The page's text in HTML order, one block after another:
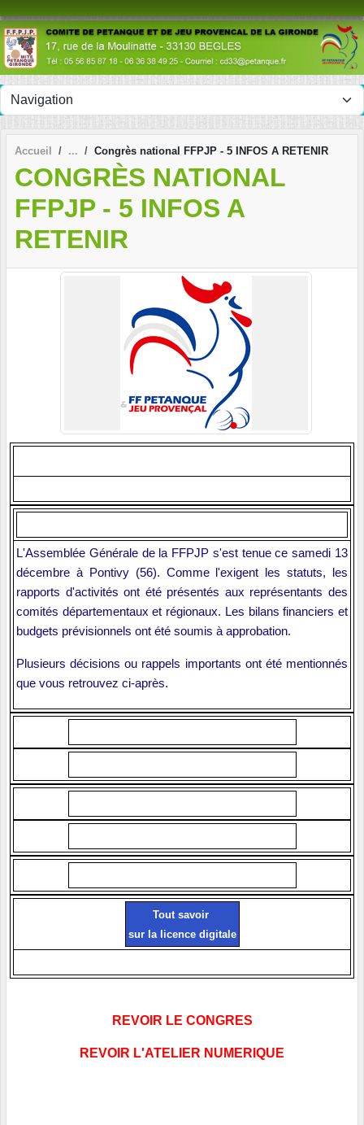
Accueil Congrès national FFPJP - 5 INFOS A RETENIR
CONGRÈS NATIONAL
FFPJP - 5 INFOS A
RETENIR
L'Assemblée Générale de la FFPJP s'est tenue ce samedi 13
décembre à Pontivy (56). Comme l'exigent les statuts, les
rapports d'activités ont été présentés aux représentants des
comités départementaux et régionaux. Les bilans financiers et
budgets prévisionnels ont été soumis à approbation.
Plusieurs décisions ou rappels importants ont été mentionnés
que vous retrouvez ci-après.
Tout savoir
sur la licence digitale
REVOIR LE CONGRES
REVOIR L'ATELIER NUMERIQUE